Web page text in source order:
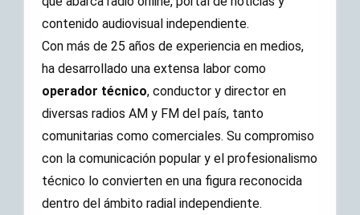
contenido audiovisual independiente.
Con más de 25 años de experiencia en medios,
ha desarrollado una extensa labor como
operador técnico, conductor y director en
diversas radios AM y FM del país, tanto
comunitarias como comerciales. Su compromiso
con la comunicación popular y el profesionalismo
técnico lo convierten en una figura reconocida
dentro del ámbito radial independiente.